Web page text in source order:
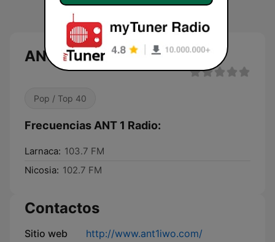
ANT 1 Radio
Pop / Top 40
Frecuencias ANT 1 Radio:
Larnaca: 103.7 FM
Nicosia: 102.7 FM
Contactos
Sitio web http://www.ant1iwo.com/